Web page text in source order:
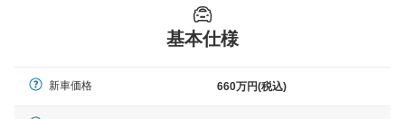
基本仕様
新車価格 660万円(税込)